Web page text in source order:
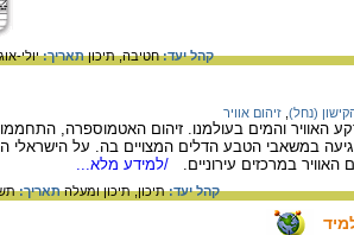
קהל יעד:חטיבה,תיכוןתאריך:יולי-
(נחל) זיהום אוויר
והמים בעולמנו. זיהום האטמוספרה,
במשאבי הטבע הדלים המצויים בה. על הישראלי
במרכזים עירוניים.
/למידע מלא...
קהל יעד:תיכון,תיכון ומעלהתאריך: